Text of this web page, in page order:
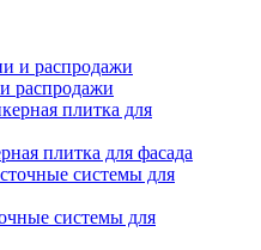
распродажи
плитка для фасада
системы для